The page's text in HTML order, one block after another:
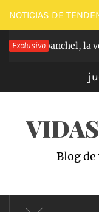
Saltar
al
contenido
NOTICIAS DE
Exclusivo
de Carabanchel, la
Blog